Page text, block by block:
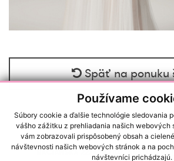
Používame
Súbory cookie a ďalšie technológie sledovania
vášho zážitku z prehliadania našich webových
vám zobrazovali prispôsobený obsah a
návštevnosti našich webových stránok a na
návštevníci prichádzajú.
Späť na ponuku
RAČIANSKA 22/A, 83102, BRATISLAVA